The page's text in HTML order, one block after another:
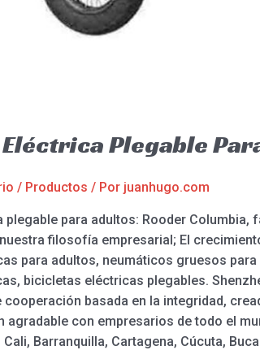
Plegable
/ Productos / Por juanhugo.com
plegable para adultos: Rooder
filosofía empresarial; El
para adultos, neumáticos gruesos
bicicletas eléctricas plegables.
basada en la integridad,
agradable con empresarios de todo el
Barranquilla, Cartagena, Cúcuta,